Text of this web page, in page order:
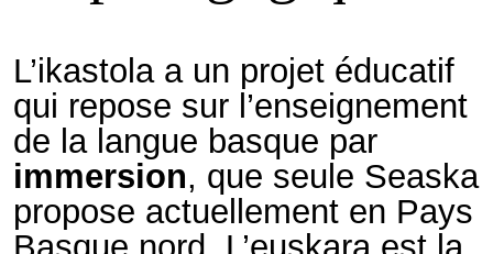
L’ikastola a un projet éducatif
qui repose sur l’enseignement
de la langue basque par
immersion, que seule Seaska
propose actuellement en Pays